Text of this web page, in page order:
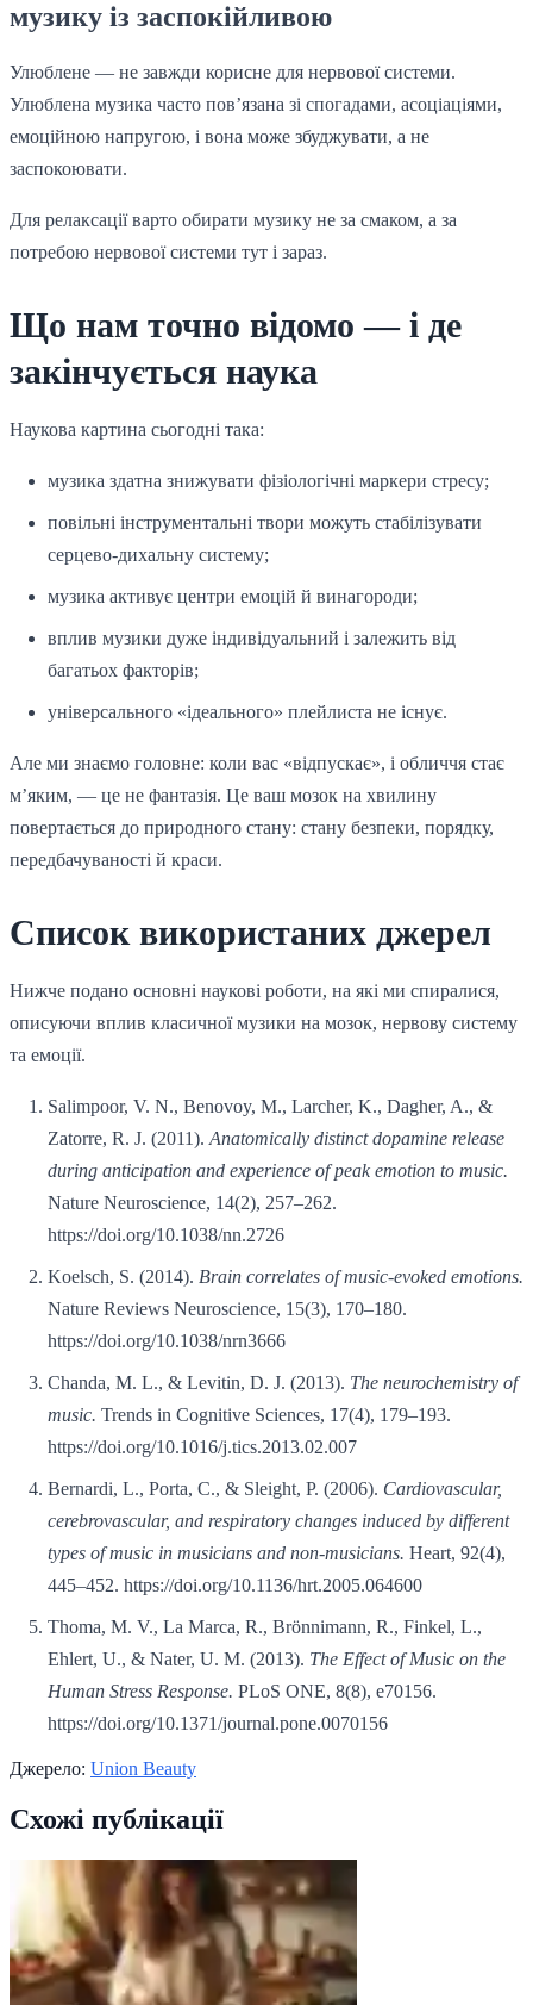
музику із заспокійливою
Улюблене — не завжди корисне для нервової системи.
Улюблена музика часто пов’язана зі спогадами, асоціаціями,
емоційною напругою, і вона може збуджувати, а не
заспокоювати.
Для релаксації варто обирати музику не за смаком, а за
потребою нервової системи тут і зараз.
Що нам точно відомо — і де
закінчується наука
Наукова картина сьогодні така:
музика здатна знижувати фізіологічні маркери стресу;
повільні інструментальні твори можуть стабілізувати
серцево-дихальну систему;
музика активує центри емоцій й винагороди;
вплив музики дуже індивідуальний і залежить від
багатьох факторів;
універсального «ідеального» плейлиста не існує.
Але ми знаємо головне: коли вас «відпускає», і обличчя стає
м’яким, — це не фантазія. Це ваш мозок на хвилину
повертається до природного стану: стану безпеки, порядку,
передбачуваності й краси.
Список використаних джерел
Нижче подано основні наукові роботи, на які ми спиралися,
описуючи вплив класичної музики на мозок, нервову систему
та емоції.
Salimpoor, V. N., Benovoy, M., Larcher, K., Dagher, A., &
Zatorre, R. J. (2011). Anatomically distinct dopamine release
during anticipation and experience of peak emotion to music.
Nature Neuroscience, 14(2), 257–262.
https://doi.org/10.1038/nn.2726
Koelsch, S. (2014). Brain correlates of music-evoked emotions.
Nature Reviews Neuroscience, 15(3), 170–180.
https://doi.org/10.1038/nrn3666
Chanda, M. L., & Levitin, D. J. (2013). The neurochemistry of
music. Trends in Cognitive Sciences, 17(4), 179–193.
https://doi.org/10.1016/j.tics.2013.02.007
Bernardi, L., Porta, C., & Sleight, P. (2006). Cardiovascular,
cerebrovascular, and respiratory changes induced by different
types of music in musicians and non-musicians. Heart, 92(4),
445–452. https://doi.org/10.1136/hrt.2005.064600
Thoma, M. V., La Marca, R., Brönnimann, R., Finkel, L.,
Ehlert, U., & Nater, U. M. (2013). The Effect of Music on the
Human Stress Response. PLoS ONE, 8(8), e70156.
https://doi.org/10.1371/journal.pone.0070156
Джерело: Union Beauty
Схожі публікації